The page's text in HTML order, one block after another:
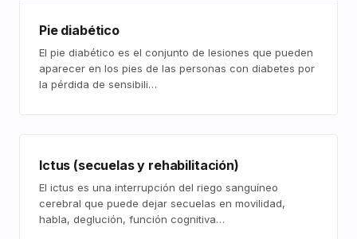
Pie diabético
El pie diabético es el conjunto de lesiones que pueden
aparecer en los pies de las personas con diabetes por
la pérdida de sensibili…
Ictus (secuelas y rehabilitación)
El ictus es una interrupción del riego sanguíneo
cerebral que puede dejar secuelas en movilidad,
habla, deglución, función cognitiva…